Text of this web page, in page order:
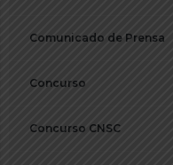
Comunicado de Prensa
Concurso
Concurso CNSC